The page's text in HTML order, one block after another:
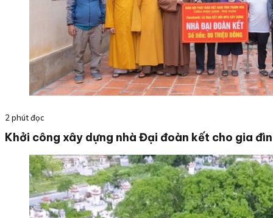
2 phút đọc
Khởi công xây dựng nhà Đại đoàn kết cho gia